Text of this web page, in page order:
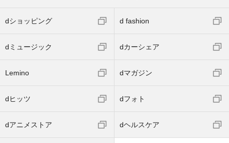
dショッピング d fashion
dミュージック dカーシェア
Lemino dマガジン
dヒッツ dフォト
dアニメストア dヘルスケア